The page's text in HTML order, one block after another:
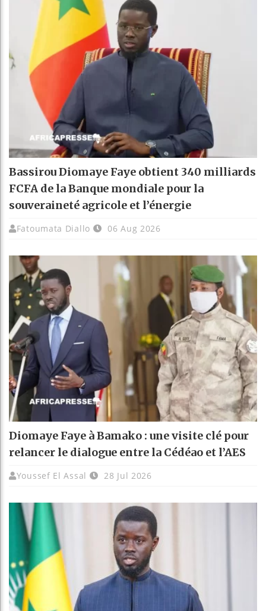
Bassirou Diomaye Faye obtient 340 milliards
FCFA de la Banque mondiale pour la
souveraineté agricole et l’énergie
Fatoumata Diallo 06 Aug 2026
Diomaye Faye à Bamako : une visite clé pour
relancer le dialogue entre la Cédéao et l’AES
Youssef El Assal 28 Jul 2026